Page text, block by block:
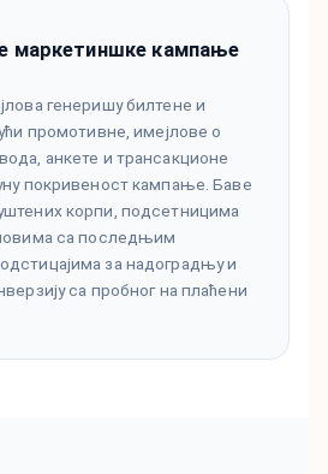
маркетиншке кампање
генеришу билтене и
промотивне, имејлове о
анкете и трансакционе
покривеност кампање. Баве
корпи, подсетницима
са последњим
за надоградњу и
са пробног на плаћени